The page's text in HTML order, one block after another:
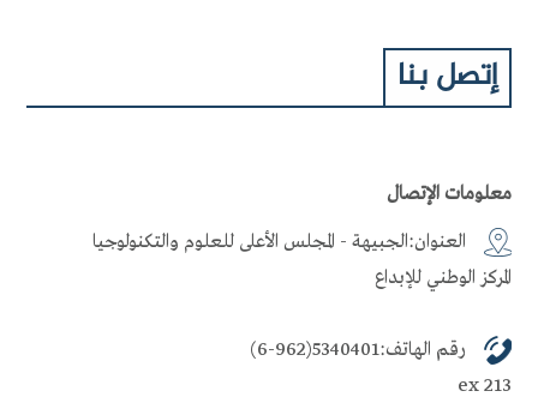
إتصل بنا
الإتصال
العنوان:الجبيهة - المجلس الأعلى للعلوم والتكنولوجيا
الوطني للإبداع
رقم الهاتف:5340401(962-6)
ex